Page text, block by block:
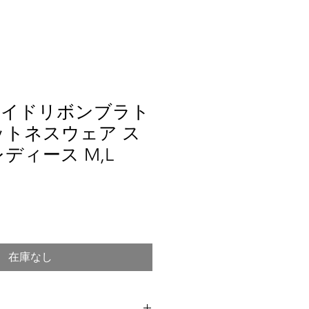
ドリボンブラト
トネスウェア ス
ディース M,L
在庫なし